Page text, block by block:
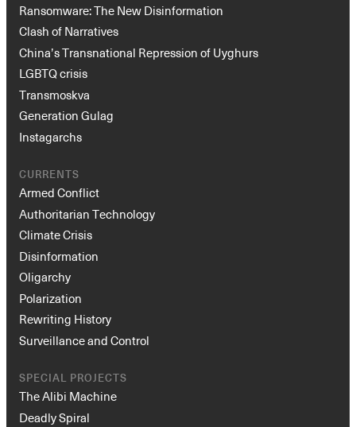
Ransomware: The New Disinformation
Clash of Narratives
China’s Transnational Repression of Uyghurs
LGBTQ crisis
Transmoskva
Generation Gulag
Instagarchs
CURRENTS
Armed Conflict
Authoritarian Technology
Climate Crisis
Disinformation
Oligarchy
Polarization
Rewriting History
Surveillance and Control
SPECIAL PROJECTS
The Alibi Machine
Deadly Spiral